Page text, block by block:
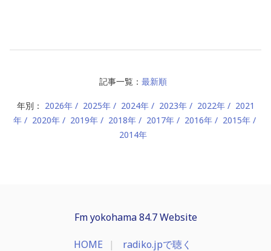
記事一覧： 最新順
年別： 2026年 2025年 2024年 2023年 2022年
2021
年
2020年 2019年 2018年 2017年 2016年
2015年
2014年
Fm yokohama 84.7 Website
HOME radiko.jpで聴く